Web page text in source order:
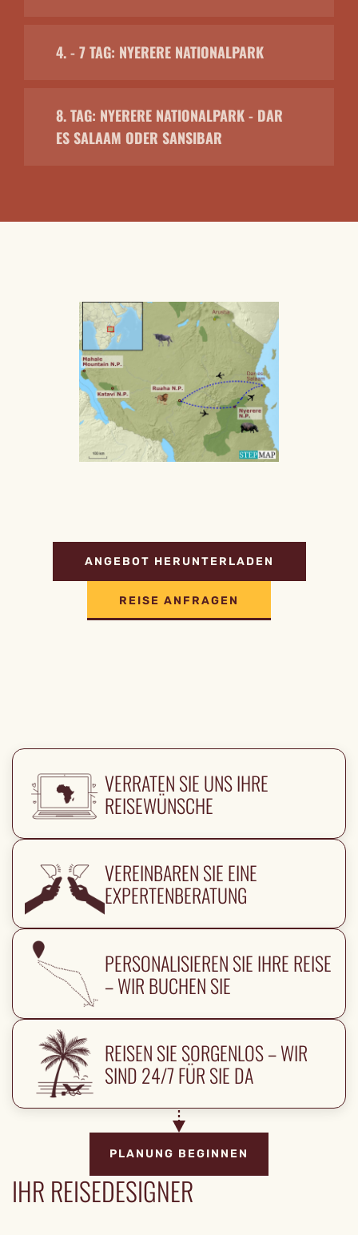
4. - 7 TAG: NYERERE NATIONALPARK
8. TAG: NYERERE NATIONALPARK - DAR
ES SALAAM ODER SANSIBAR
ANGEBOT HERUNTERLADEN
REISE ANFRAGEN
VERRATEN SIE UNS IHRE
REISEWÜNSCHE
VEREINBAREN SIE EINE
EXPERTENBERATUNG
PERSONALISIEREN SIE IHRE REISE
– WIR BUCHEN SIE
REISEN SIE SORGENLOS – WIR
SIND 24/7 FÜR SIE DA
PLANUNG BEGINNEN
IHR REISEDESIGNER